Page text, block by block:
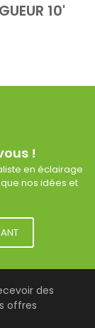
10'
!
en éclairage
nos idées et
des
offres